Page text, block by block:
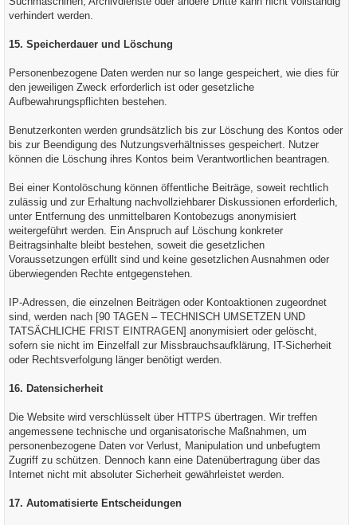
verhindert werden.
15. Speicherdauer und Löschung
Personenbezogene Daten werden nur so lange gespeichert, wie dies für
den jeweiligen Zweck erforderlich ist oder gesetzliche
Aufbewahrungspflichten bestehen.
Benutzerkonten werden grundsätzlich bis zur Löschung des Kontos oder
bis zur Beendigung des Nutzungsverhältnisses gespeichert. Nutzer
können die Löschung ihres Kontos beim Verantwortlichen beantragen.
Bei einer Kontolöschung können öffentliche Beiträge, soweit rechtlich
zulässig und zur Erhaltung nachvollziehbarer Diskussionen erforderlich,
unter Entfernung des unmittelbaren Kontobezugs anonymisiert
weitergeführt werden. Ein Anspruch auf Löschung konkreter
Beitragsinhalte bleibt bestehen, soweit die gesetzlichen
Voraussetzungen erfüllt sind und keine gesetzlichen Ausnahmen oder
überwiegenden Rechte entgegenstehen.
IP-Adressen, die einzelnen Beiträgen oder Kontoaktionen zugeordnet
sind, werden nach [90 TAGEN – TECHNISCH UMSETZEN UND
TATSÄCHLICHE FRIST EINTRAGEN] anonymisiert oder gelöscht,
sofern sie nicht im Einzelfall zur Missbrauchsaufklärung, IT-Sicherheit
oder Rechtsverfolgung länger benötigt werden.
16. Datensicherheit
Die Website wird verschlüsselt über HTTPS übertragen. Wir treffen
angemessene technische und organisatorische Maßnahmen, um
personenbezogene Daten vor Verlust, Manipulation und unbefugtem
Zugriff zu schützen. Dennoch kann eine Datenübertragung über das
Internet nicht mit absoluter Sicherheit gewährleistet werden.
17. Automatisierte Entscheidungen